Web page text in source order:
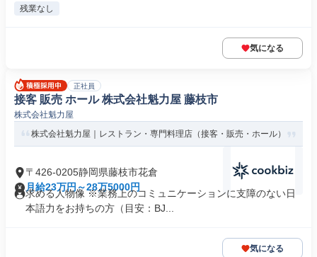
残業なし
気になる
正社員
接客 販売 ホール 株式会社魁力屋 藤枝市
株式会社魁力屋
株式会社魁力屋｜レストラン・専門料理店（接客・販売・ホール）
〒426-0205静岡県藤枝市花倉
月給23万円～28万5000円
求める人物像 ※業務上のコミュニケーションに支障のない日
本語力をお持ちの方（目安：BJ...
気になる